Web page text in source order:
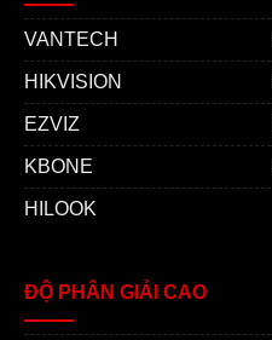
VANTECH
HIKVISION
EZVIZ
KBONE
HILOOK
ĐỘ PHÂN GIẢI CAO